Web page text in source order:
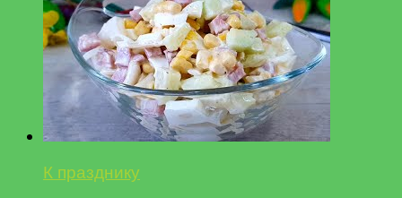
К празднику